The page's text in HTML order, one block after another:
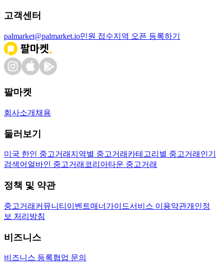
고객센터
palmarket@palmarket.io민원 접수지역 오픈 등록하기
팔마켓
회사소개 채용
둘러보기
미국 한인 중고거래 지역별 중고거래 카테고리별 중고거래 인기
검색어 얼바인 중고거래 코리아타운 중고거래
정책 및 약관
중고거래 커뮤니티 이벤트매너가이드서비스 이용약관개인정
보 처리방침
비즈니스
비즈니스 등록협업 문의